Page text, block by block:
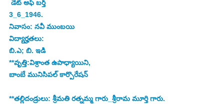
డేట్ అఫ్ బర్త్
3_6_1946.
నివాసం: నవీ ముంబయి
విద్యార్హతలు:
బి.ఎ; బి. ఇడి
**వృత్తి:విశ్రాంత ఉపాధ్యాయిని,
బాంబే మునిసిపల్ కార్పొరేషన్
**తల్లిదండ్రులు: శ్రీమతి రత్నమ్మ గారు_శ్రీరామ మూర్తి గారు.